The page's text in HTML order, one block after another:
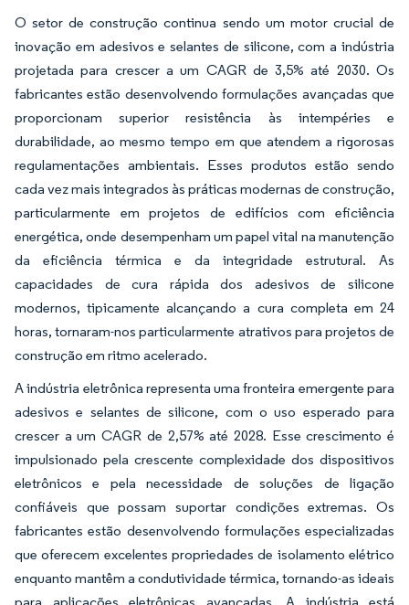
O setor de construção continua sendo um motor crucial de
inovação em adesivos e selantes de silicone, com a indústria
projetada para crescer a um CAGR de 3,5% até 2030. Os
fabricantes estão desenvolvendo formulações avançadas que
proporcionam superior resistência às intempéries e
durabilidade, ao mesmo tempo em que atendem a rigorosas
regulamentações ambientais. Esses produtos estão sendo
cada vez mais integrados às práticas modernas de construção,
particularmente em projetos de edifícios com eficiência
energética, onde desempenham um papel vital na manutenção
da eficiência térmica e da integridade estrutural. As
capacidades de cura rápida dos adesivos de silicone
modernos, tipicamente alcançando a cura completa em 24
horas, tornaram-nos particularmente atrativos para projetos de
construção em ritmo acelerado.
A indústria eletrônica representa uma fronteira emergente para
adesivos e selantes de silicone, com o uso esperado para
crescer a um CAGR de 2,57% até 2028. Esse crescimento é
impulsionado pela crescente complexidade dos dispositivos
eletrônicos e pela necessidade de soluções de ligação
confiáveis que possam suportar condições extremas. Os
fabricantes estão desenvolvendo formulações especializadas
que oferecem excelentes propriedades de isolamento elétrico
enquanto mantêm a condutividade térmica, tornando-as ideais